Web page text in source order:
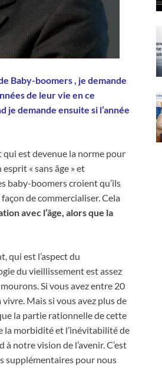
Baby-boomers , je demande
de leur vie en ce
je demande ensuite si l’année
est devenue la norme pour
« sans âge » et
baby-boomers croient qu’ils
de commercialiser. Cela
avec l’âge, alors que la
qui est l’aspect du
du vieillissement est assez
Si vous avez entre 20
Mais si vous avez plus de
la partie rationnelle de cette
la morbidité et l’inévitabilité de
notre vision de l’avenir. C’est
supplémentaires pour nous